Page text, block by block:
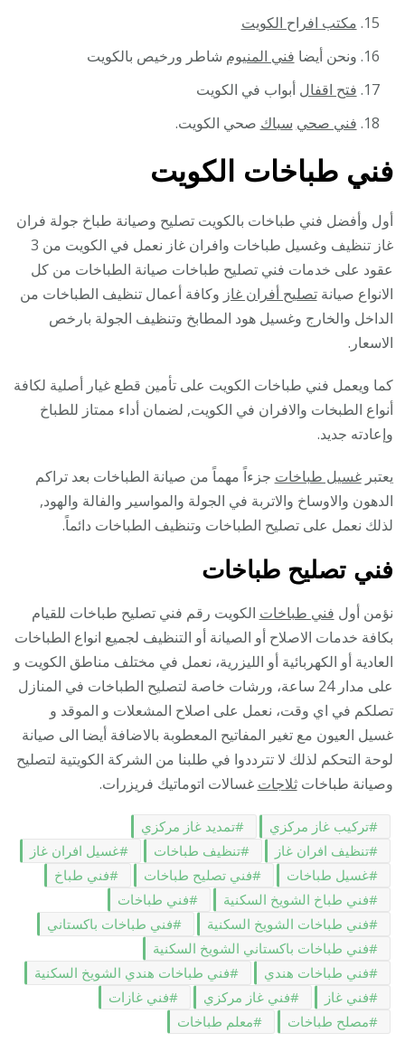
مكتب افراح الكويت
ونحن أيضا فني المنيوم شاطر ورخيص بالكويت
فتح اقفال أبواب في الكويت
فني صحي سباك صحي الكويت.
فني طباخات الكويت
أول وأفضل فني طباخات بالكويت تصليح وصيانة طباخ جولة فران
غاز تنظيف وغسيل طباخات وافران غاز نعمل في الكويت من 3
عقود على خدمات فني تصليح طباخات صيانة الطباخات من كل
الانواع صيانةتصليح أفران غاز وكافة أعمال تنظيف الطباخات من
الداخل والخارج وغسيل هود المطابخ وتنظيف الجولة بارخص
الاسعار.
كما ويعمل فني طباخات الكويت على تأمين قطع غيار أصلية لكافة
أنواع الطبخات والافران في الكويت, لضمان أداء ممتاز للطباخ
وإعادته جديد.
يعتبرغسيل طباخات جزءاً مهماً من صيانة الطباخات بعد تراكم
الدهون والاوساخ والاتربة في الجولة والمواسير والفالة والهود,
لذلك نعمل على تصليح الطباخات وتنظيف الطباخات دائماً.
فني تصليح طباخات
نؤمن أول فني طباخات الكويت رقم فني تصليح طباخات للقيام
بكافة خدمات الاصلاح أو الصيانة أو التنظيف لجميع انواع الطباخات
العادية أو الكهربائية أو الليزرية، نعمل في مختلف مناطق الكويت و
على مدار 24 ساعة، ورشات خاصة لتصليح الطباخات في المنازل
تصلكم في اي وقت، نعمل على اصلاح المشعلات و الموقد و
غسيل العيون مع تغير المفاتيح المعطوبة بالاضافة أيضا الى صيانة
لوحة التحكم لذلك لا تترددوا في طلبنا من الشركة الكويتية لتصليح
وصيانة طباخاتثلاجات غسالات اتوماتيك فريزرات.
تركيب غاز مركزي
تمديد غاز مركزي
تنظيف افران غاز
تنظيف طباخات
غسيل افران غاز
غسيل طباخات
فني تصليح طباخات
فني طباخ
فني طباخ الشويخ السكنية
فني طباخات
فني طباخات الشويخ السكنية
فني طباخات باكستاني
فني طباخات باكستاني الشويخ السكنية
فني طباخات هندي
فني طباخات هندي الشويخ السكنية
فني غاز
فني غاز مركزي
فني غازات
مصلح طباخات
معلم طباخات